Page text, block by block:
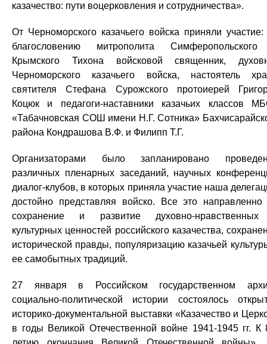
казачество: пути воцерковления и сотрудничества».
От Черноморского казачьего войска приняли
благословению митрополита
Крымского Тихона войсковой священник,
Черноморского казачьего войска, настоятель
святителя Стефана Сурожского протоиерей
Коцюк и педагоги-наставники казачьих классов
«Табачновская СОШ имени Н.Г. Сотника»
района Кондрашова В.Ф. и Филипп Т.Г.
Организаторами было запланировано
различных пленарных заседаний, научных
диалог-клубов, в которых приняла участие наша
достойно представляя войско. Все это направленно
сохранение и развитие духовно-
культурных ценностей российского казачества,
исторической правды, популяризацию казачьей
ее самобытных традиций.
27 января в Российском государственном
социально-политической истории состоялось
историко-документальной выставки «Казачество и
в годы Великой Отечественной войне 1941-1945 гг. К